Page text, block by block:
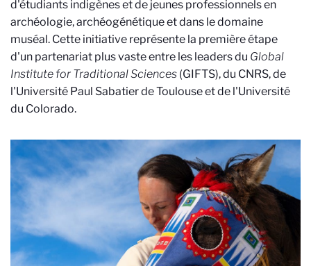
d'étudiants indigènes et de jeunes professionnels en
archéologie, archéogénétique et dans le domaine
muséal. Cette initiative représente la première étape
d'un partenariat plus vaste entre les leaders du Global
Institute for Traditional Sciences (GIFTS), du CNRS, de
l'Université Paul Sabatier de Toulouse et de l'Université
du Colorado.